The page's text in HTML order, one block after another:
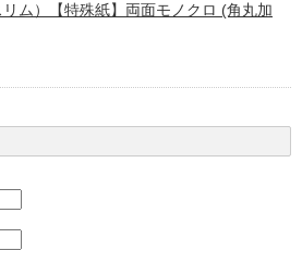
ム）【特殊紙】両面モノクロ (角丸加